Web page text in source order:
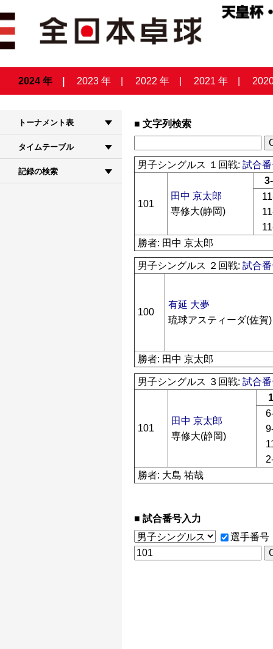
2024 年 2023 年 2022 年 2021 年
トーナメント表
タイムテーブル
記録の検索
文字列検索
男子シングルス １回戦:試合
101
田中 京太郎
専修大(静岡)
勝者: 田中 京太郎
男子シングルス ２回戦:試合
100
有延 大夢
琉球アスティーダ(佐賀)
勝者: 田中 京太郎
男子シングルス ３回戦:試合
101
田中 京太郎
専修大(静岡)
勝者: 大島 祐哉
試合番号入力
選手番号